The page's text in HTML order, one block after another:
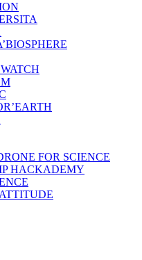
FOR SCIENCE
HACKADEMY